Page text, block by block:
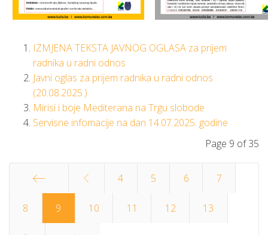
IZMJENA TEKSTA JAVNOG OGLASA za prijem
radnika u radni odnos
Javni oglas za prijem radnika u radni odnos
(20.08.2025.)
Mirisi i boje Mediterana na Trgu slobode
Servisne infomacije na dan 14.07.2025. godine
Page 9 of 35
4 5 6 7
8 9 10 11 12 13